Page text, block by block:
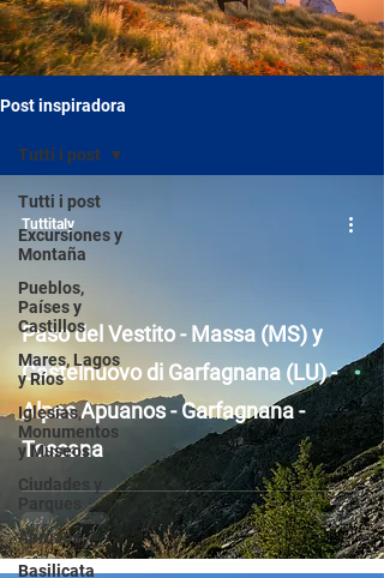
Post inspiradora
Tutti i post
Excursiones y
Montaña
Pueblos,
Países y
Castillos
Mares, Lagos
y Ríos
Iglesias,
Monumentos
y Museos
Ciudades y
Parques
Abruzos
Basilicata
Tutti i post
Paso del Vestito - Massa (MS) y
Castelnuovo di Garfagnana (LU) -
Alpes Apuanos - Garfagnana -
Toscana
Tuttitaly